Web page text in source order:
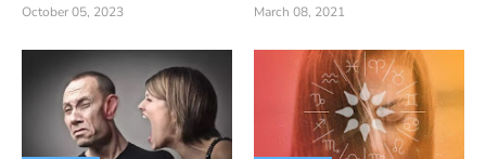
October 05, 2023 March 08, 2021